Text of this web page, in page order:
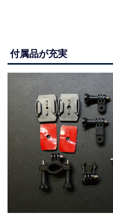
付属品が充実